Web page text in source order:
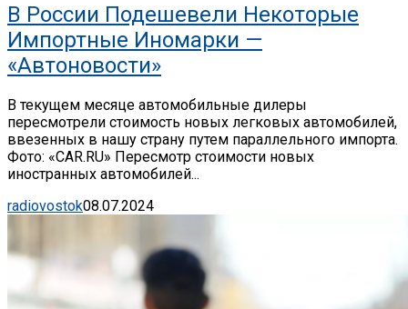
В России Подешевели Некоторые
Импортные Иномарки —
«Автоновости»
В текущем месяце автомобильные дилеры
пересмотрели стоимость новых легковых автомобилей,
ввезенных в нашу страну путем параллельного импорта.
Фото: «CAR.RU» Пересмотр стоимости новых
иностранных автомобилей...
radiovostok08.07.2024